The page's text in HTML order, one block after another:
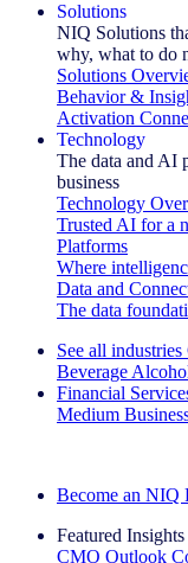
Solutions
NIQ Solutions
why, what to do
Solutions
Behavior &
Activation
Technology
The data and AI
business
Technology
Trusted AI for a
Platforms
Where
Data and
The data
See all industries
Beverage
Financial
Medium
Become an NIQ
Featured Insights
CMO Outlook